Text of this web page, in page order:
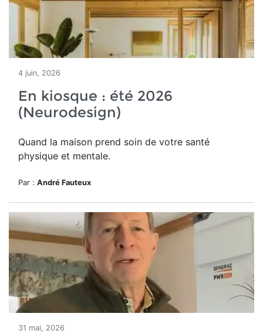
4 juin, 2026
En kiosque : été 2026
(Neurodesign)
Quand la maison prend soin de votre santé
physique et mentale.
Par : André Fauteux
31 mai, 2026